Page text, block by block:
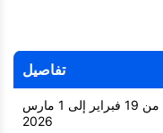
تفاصيل
من 19 فبراير إلى 1 مارس
2026